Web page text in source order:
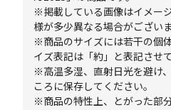
※掲載している画像はイメー
様が多少異なる場合がございま
※商品のサイズには若干の個
イズ表記は「約」と表記させ
※高温多湿、直射日光を避け
ころに保存してください。
※商品の特性上、とがった部